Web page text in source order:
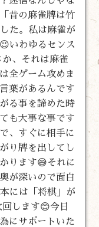
昔の麻雀牌は竹
た。私は麻雀が
いわゆるセンス
か、それは麻雀
全ゲーム攻めま
葉があるんです
る事を諦めた時
も大事な事です
、すぐに相手に
り牌を出してし
ります😅それに
が深いので面白
には「将棋」が
回します😊今日
にサポートいた